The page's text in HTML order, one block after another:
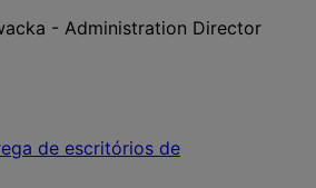
- Administration Director